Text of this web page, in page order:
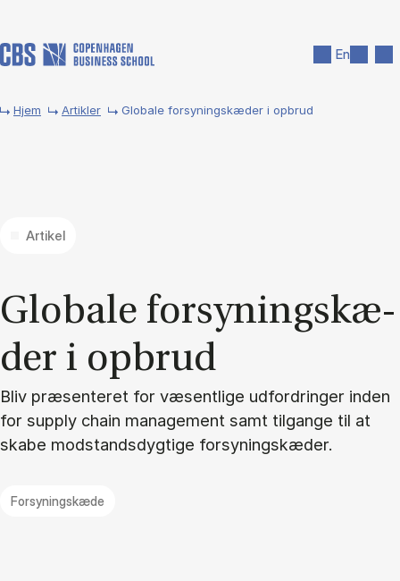
En
Hjem Artikler Globale forsyningskæder i opbrud
Artikel
Glo­ba­le for­sy­nings­kæ­
der i op­brud
Bliv præsenteret for væsentlige udfordringer inden
for supply chain management samt tilgange til at
skabe modstandsdygtige forsyningskæder.
Forsyningskæde